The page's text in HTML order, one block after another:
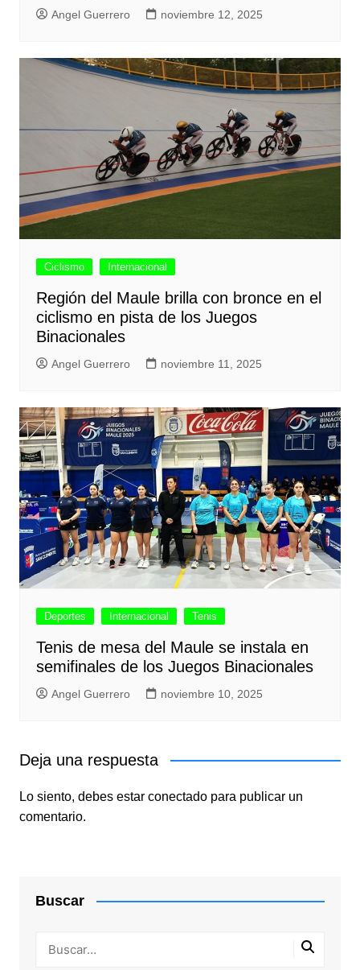
Angel Guerrero noviembre 12, 2025
Ciclismo Internacional
Región del Maule brilla con bronce en el
ciclismo en pista de los Juegos
Binacionales
Angel Guerrero noviembre 11, 2025
Deportes Internacional Tenis
Tenis de mesa del Maule se instala en
semifinales de los Juegos Binacionales
Angel Guerrero noviembre 10, 2025
Deja una respuesta
Lo siento, debes estar conectadopara publicar un
comentario.
Buscar